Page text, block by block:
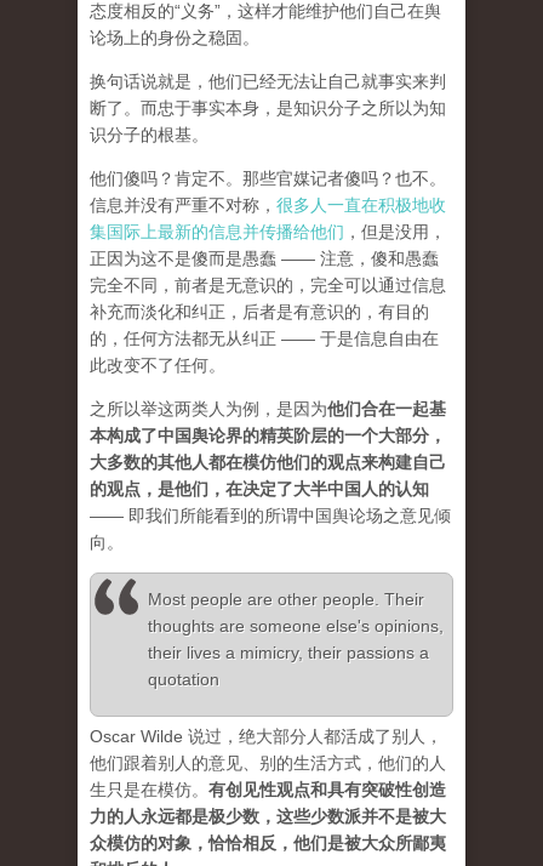
态度相反的“义务”，这样才能维护他们自己在舆
论场上的身份之稳固。
换句话说就是，他们已经无法让自己就事实来判
断了。而忠于事实本身，是知识分子之所以为知
识分子的根基。
他们傻吗？肯定不。那些官媒记者傻吗？也不。
信息并没有严重不对称， 很多人一直在积极地收
集国际上最新的信息并传播给他们 ，但是没用，
正因为这不是傻而是愚蠢 —— 注意，傻和愚蠢
完全不同，前者是无意识的，完全可以通过信息
补充而淡化和纠正，后者是有意识的，有目的
的，任何方法都无从纠正 —— 于是信息自由在
此改变不了任何。
之所以举这两类人为例，是因为他们合在一起基
本构成了中国舆论界的精英阶层的一个大部分，
大多数的其他人都在模仿他们的观点来构建自己
的观点，是他们，在决定了大半中国人的认知
—— 即我们所能看到的所谓中国舆论场之意见倾
向。
Most people are other people. Their
thoughts are someone else's opinions,
their lives a mimicry, their passions a
quotation
Oscar Wilde 说过，绝大部分人都活成了别人，
他们跟着别人的意见、别的生活方式，他们的人
生只是在模仿。 有创见性观点和具有突破性创造
力的人永远都是极少数，这些少数派并不是被大
众模仿的对象，恰恰相反，他们是被大众所鄙夷